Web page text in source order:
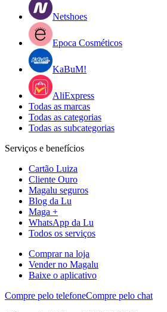
Netshoes
Epoca Cosméticos
KaBuM!
AliExpress
Todas as marcas
Todas as categorias
Todas as subcategorias
Serviços e benefícios
Cartão Luiza
Cliente Ouro
Magalu seguros
Blog da Lu
Maga +
WhatsApp da Lu
Todos os serviços
Comprar na loja
Vender no Magalu
Baixe o aplicativo
Compre pelo telefoneCompre pelo chat